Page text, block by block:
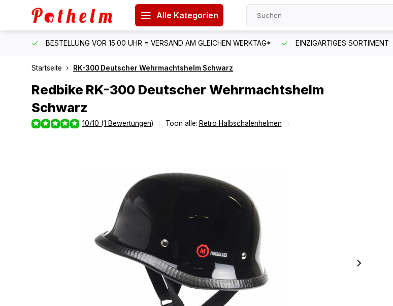
Alle Kategorien
BESTELLUNG VOR 15:00 UHR = VERSAND AM GLEICHEN WERKTAG* EINZIGARTIGES SORTIMENT
Startseite RK-300 Deutscher Wehrmachtshelm Schwarz
Redbike RK-300 Deutscher Wehrmachtshelm
Schwarz
10/10 (1 Bewertungen) Toon alle: Retro Halbschalenhelmen